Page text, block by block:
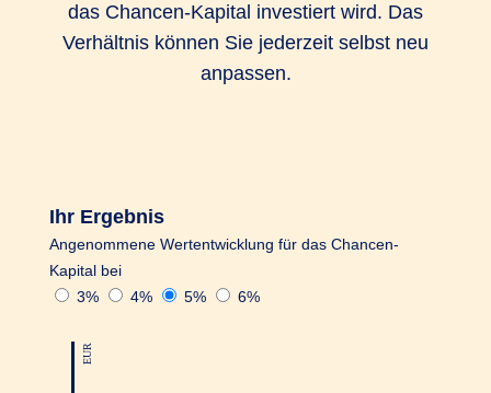
unbürokratisch Geld entnehmen. Wenn Sie
spontan eine Teilauszahlung wünschen, ist das
mit einer Frist von einem Monat zum nächsten
R+V-AnlageKombi Safe+Smart Konto
verbleiben.
500 EUR bis maximal 20.000 EUR
das Chancen-Kapital investiert wird. Das
Verhältnis können Sie jederzeit selbst neu
anpassen.
Ihr Ergebnis
Angenommene Wertentwicklung für das Chancen-
Kapital bei
3%
4% 5% 6%